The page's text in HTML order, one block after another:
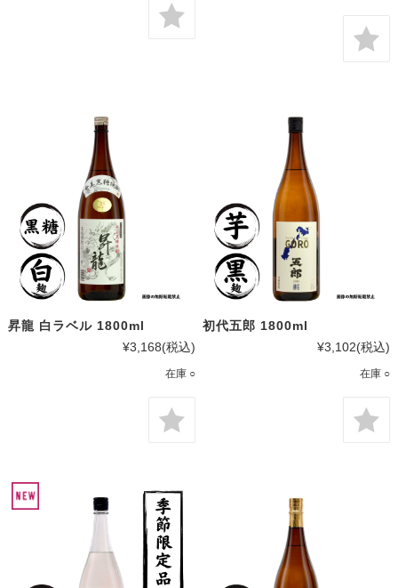
昇龍 白ラベル 1800ml
¥3,168(税込)
在庫 ○
初代五郎 1800ml
¥3,102(税込)
在庫 ○